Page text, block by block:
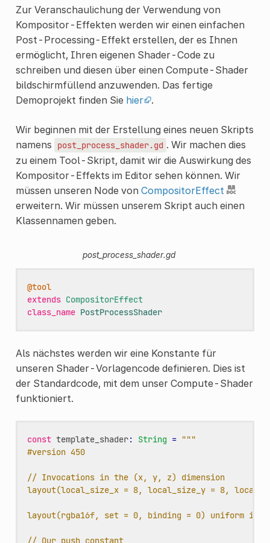
Zur Veranschaulichung der Verwendung von
Kompositor-Effekten werden wir einen einfachen
Post-Processing-Effekt erstellen, der es Ihnen
ermöglicht, Ihren eigenen Shader-Code zu
schreiben und diesen über einen Compute-Shader
bildschirmfüllend anzuwenden. Das fertige
Demoprojekt finden Sie hier .
Wir beginnen mit der Erstellung eines neuen Skripts
namens
post_process_shader.gd . Wir machen dies
zu einem Tool-Skript, damit wir die Auswirkung des
Kompositor-Effekts im Editor sehen können. Wir
müssen unseren Node von CompositorEffect
erweitern. Wir müssen unserem Skript auch einen
Klassennamen geben.
post_process_shader.gd
@tool
extends CompositorEffect
class_name PostProcessShader
Als nächstes werden wir eine Konstante für
unseren Shader-Vorlagencode definieren. Dies ist
der Standardcode, mit dem unser Compute-Shader
funktioniert.
const template_shader: String = """
#version 450
// Invocations in the (x, y, z) dimension
layout(local_size_x = 8, local_size_y = 8,
layout(rgba16f, set = 0, binding = 0) uniform
// Our push constant